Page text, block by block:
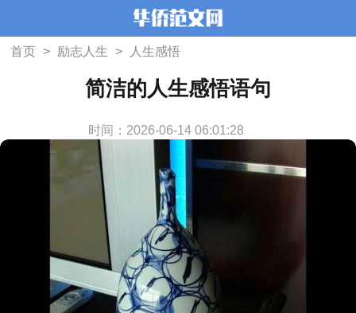
首页 > 励志人生 > 人生感悟
简洁的人生感悟语句
时间：2026-06-14 06:01:28